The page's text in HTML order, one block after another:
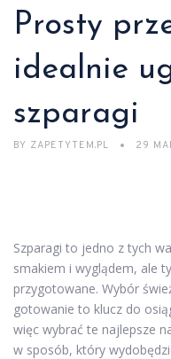
Prosty
idealnie
szparagi
BY ZAPETYTEM.PL 29
Szparagi to jedno z tych
smakiem i wyglądem, ale
przygotowane. Wybór
gotowanie to klucz do
więc wybrać te najlepsze
w sposób, który